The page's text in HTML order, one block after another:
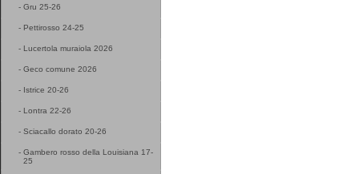
- Gru 25-26
- Pettirosso 24-25
- Lucertola muraiola 2026
- Geco comune 2026
- Istrice 20-26
- Lontra 22-26
- Sciacallo dorato 20-26
- Gambero rosso della Louisiana 17-
25